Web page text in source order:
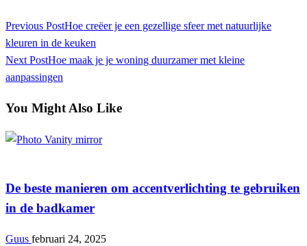
Previous PostHoe creëer je een gezellige sfeer met natuurlijke
kleuren in de keuken
Next PostHoe maak je je woning duurzamer met kleine
aanpassingen
You Might Also Like
De beste manieren om accentverlichting te gebruiken
in de badkamer
Guus februari 24, 2025